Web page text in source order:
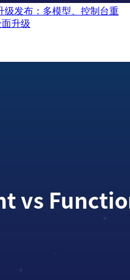
级发布：多模型、控制台重
升级